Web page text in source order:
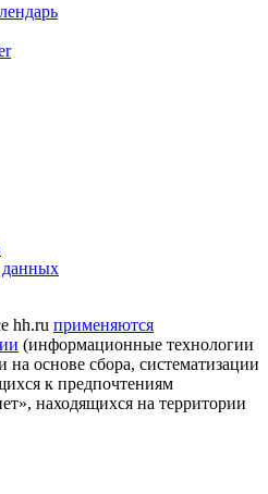
данных
hh.ru применяются
(информационные технологии
основе сбора, систематизации
к предпочтениям
находящихся на территории